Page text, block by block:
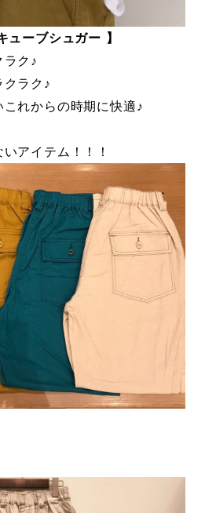
ーブシュガー 】
ク♪
ラク♪
れからの時期に快適♪
アイテム！！！